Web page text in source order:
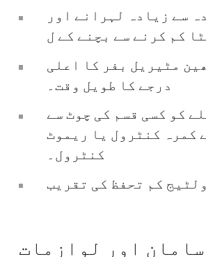
سے زیادہ لہرانے اور
مٹیریل بفر کا اعلی
درجے کا طویل وقت۔
کو کسی قسم کی چوٹ سے
کمرہ کنٹرول یا ریموٹ
کنٹرول۔
اور لوازمات